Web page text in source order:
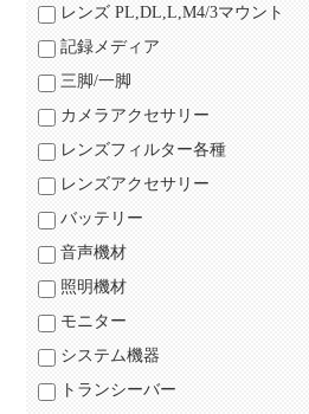
レンズ PL,DL,L,M4/3マウント
記録メディア
三脚/一脚
カメラアクセサリー
レンズフィルター各種
レンズアクセサリー
バッテリー
音声機材
照明機材
モニター
システム機器
トランシーバー